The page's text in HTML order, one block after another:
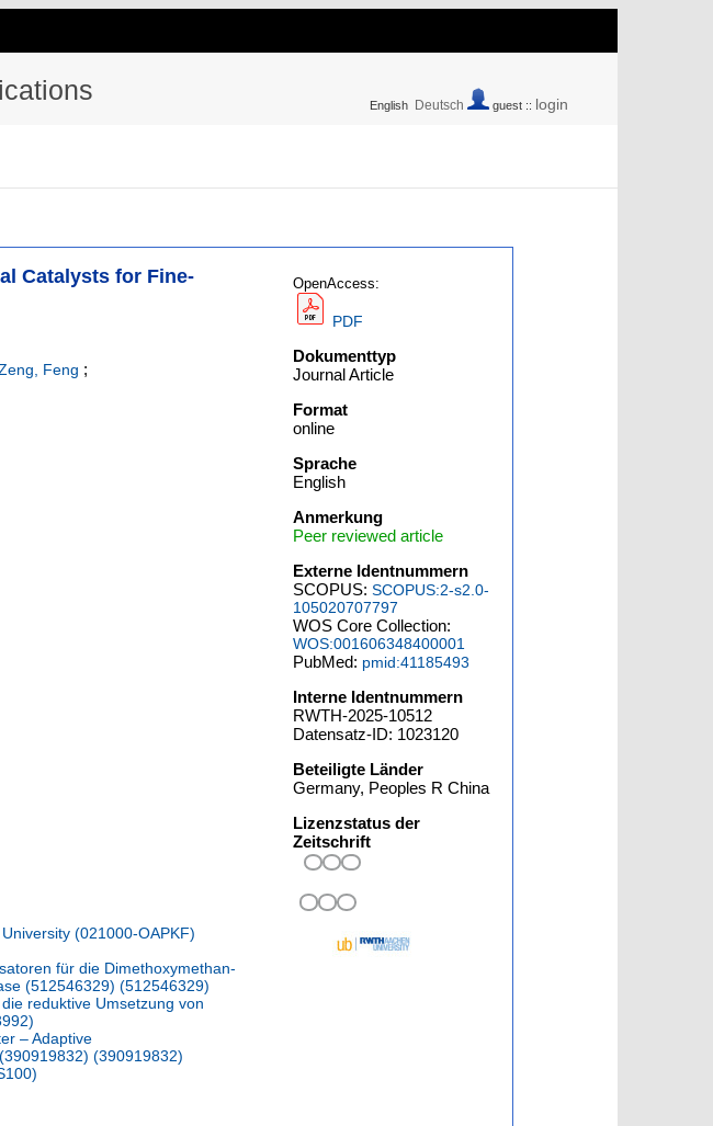
English Deutsch guest :: login
Catalysts for Fine-
Feng ;
(021000-OAPKF)
für die Dimethoxymethan-
(512546329) (512546329)
reduktive Umsetzung von
– Adaptive
(390919832)
OpenAccess:
PDF
Dokumenttyp
Journal Article
Format
online
Sprache
English
Anmerkung
Peer reviewed article
Externe Identnummern
SCOPUS:SCOPUS:2-s2.0-
105020707797
WOS Core Collection:
WOS:001606348400001
PubMed: pmid:41185493
Interne Identnummern
RWTH-2025-10512
Datensatz-ID: 1023120
Beteiligte Länder
Germany, Peoples R China
Lizenzstatus der
Zeitschrift